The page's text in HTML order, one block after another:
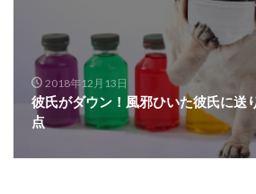
2018年12月13日
彼氏がダウン！風邪ひいた彼氏に送
点